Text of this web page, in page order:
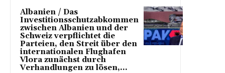
Albanien / Das
Investitionsschutzabkommen
zwischen Albanien und der
Schweiz verpflichtet die
Parteien, den Streit über den
internationalen Flughafen
Vlora zunächst durch
Verhandlungen zu lösen,...